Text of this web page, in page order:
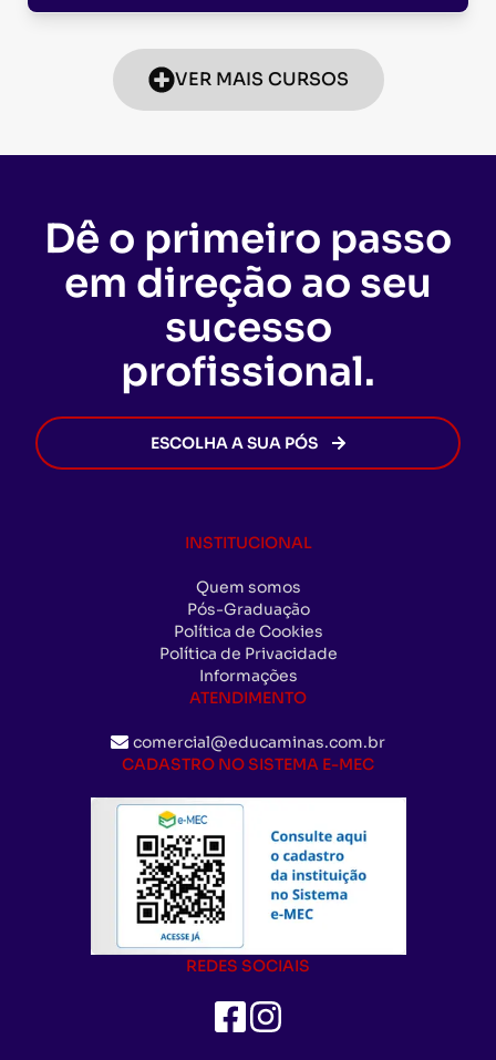
VER MAIS CURSOS
Dê o primeiro passo
em direção ao seu
sucesso
profissional.
ESCOLHA A SUA PÓS
INSTITUCIONAL
Quem somos
Pós-Graduação
Política de Cookies
Política de Privacidade
Informações
ATENDIMENTO
comercial@educaminas.com.br
CADASTRO NO SISTEMA E-MEC
REDES SOCIAIS